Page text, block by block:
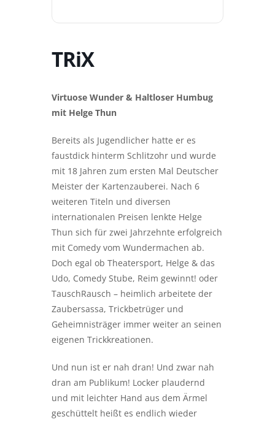
TRiX
Virtuose Wunder & Haltloser Humbug
mit Helge Thun
Bereits als Jugendlicher hatte er es
faustdick hinterm Schlitzohr und wurde
mit 18 Jahren zum ersten Mal Deutscher
Meister der Kartenzauberei. Nach 6
weiteren Titeln und diversen
internationalen Preisen lenkte Helge
Thun sich für zwei Jahrzehnte erfolgreich
mit Comedy vom Wundermachen ab.
Doch egal ob Theatersport, Helge & das
Udo, Comedy Stube, Reim gewinnt! oder
TauschRausch – heimlich arbeitete der
Zaubersassa, Trickbetrüger und
Geheimnisträger immer weiter an seinen
eigenen Trickkreationen.
Und nun ist er nah dran! Und zwar nah
dran am Publikum! Locker plaudernd
und mit leichter Hand aus dem Ärmel
geschüttelt heißt es endlich wieder